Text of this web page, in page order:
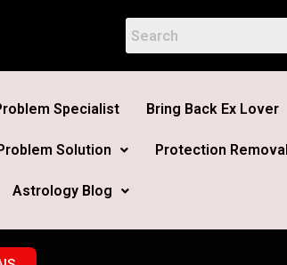
Specialist Bring Back Ex Lover
Solution Protection
Astrology Blog